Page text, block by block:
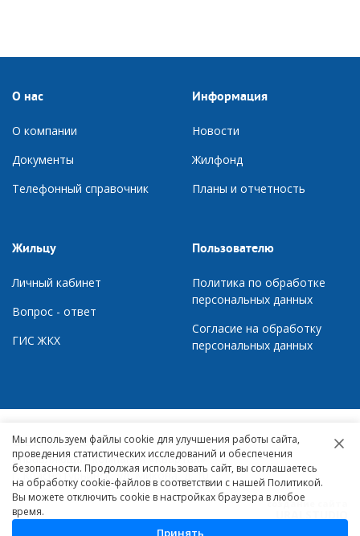
О нас
О компании
Документы
Телефонный справочник
Информация
Новости
Жилфонд
Планы и отчетность
Жильцу
Личный кабинет
Вопрос - ответ
ГИС ЖКХ
Пользователю
Политика по обработке
персональных данных
Согласие на обработку
персональных данных
© 2007 – 2026,
Управляющая компания «Квартал»
г. Краснотурьинск, ул. Микова, д. 10
создание сайта
Мы используем файлы cookie для улучшения работы сайта,
проведения статистических исследований и обеспечения
безопасности. Продолжая использовать сайт, вы соглашаетесь
на обработку cookie-файлов в соответствии с нашей Политикой.
Вы можете отключить cookie в настройках браузера в любое
время.
Принять